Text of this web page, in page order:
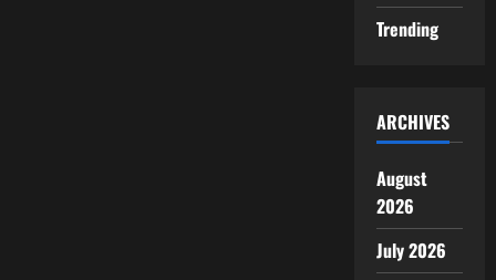
Trending
ARCHIVES
August
2026
July 2026